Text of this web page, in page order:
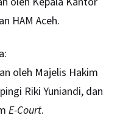
HAM Aceh.
oleh Majelis Hakim
Riki Yuniandi, dan
E-Court.